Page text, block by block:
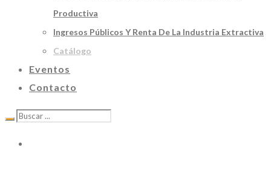
Productiva
Ingresos Públicos Y Renta De La Industria Extractiva
Catálogo
Eventos
Contacto